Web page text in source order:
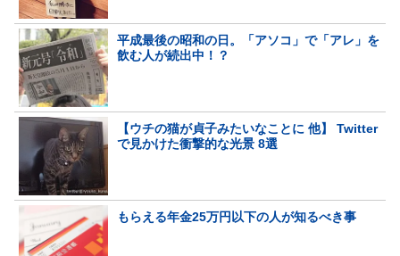
平成最後の昭和の日。「アソコ」で「アレ」を
飲む人が続出中！？
【ウチの猫が貞子みたいなことに 他】 Twitter
で見かけた衝撃的な光景 8選
もらえる年金25万円以下の人が知るべき事